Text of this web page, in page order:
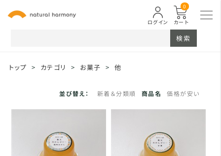
カート
0
ログイン
検索
トップ > カテゴリ > お菓子 > 他
並び替え： 新着＆分類順 商品名 価格が安い